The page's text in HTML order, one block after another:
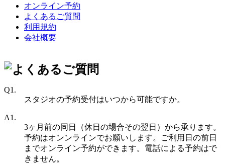
オンライン予約
よくあるご質問
利用規約
会社概要
Q1.
スタジオの予約受付はいつから可能ですか。
A1.
3ヶ月前の同日（休日の場合その翌日）から承ります。
予約はオンンラインでお願いします。ご利用日の前日
までオンライン予約ができます。電話による予約はで
きません。